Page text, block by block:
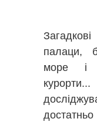
палаци,
море і